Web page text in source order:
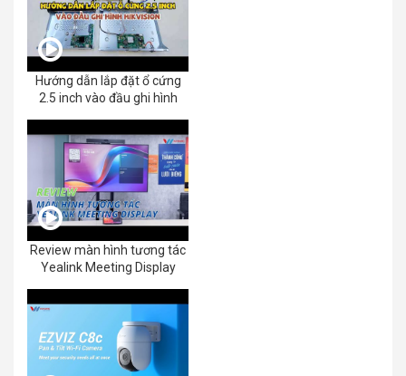
Hướng dẫn lắp đặt ổ cứng
2.5 inch vào đầu ghi hình
Review màn hình tương tác
Yealink Meeting Display